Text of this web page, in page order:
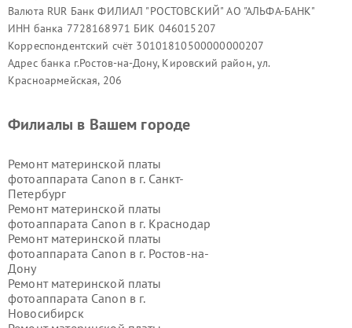
Валюта RUR Банк ФИЛИАЛ "РОСТОВСКИЙ" АО "АЛЬФА-БАНК"
ИНН банка 7728168971 БИК 046015207
Корреспондентский счёт 30101810500000000207
Адрес банка г.Ростов-на-Дону, Кировский район, ул.
Красноармейская, 206
Филиалы в Вашем городе
Ремонт материнской платы
фотоаппарата Canon в г. Санкт-
Петербург
Ремонт материнской платы
фотоаппарата Canon в г. Краснодар
Ремонт материнской платы
фотоаппарата Canon в г. Ростов-на-
Дону
Ремонт материнской платы
фотоаппарата Canon в г.
Новосибирск